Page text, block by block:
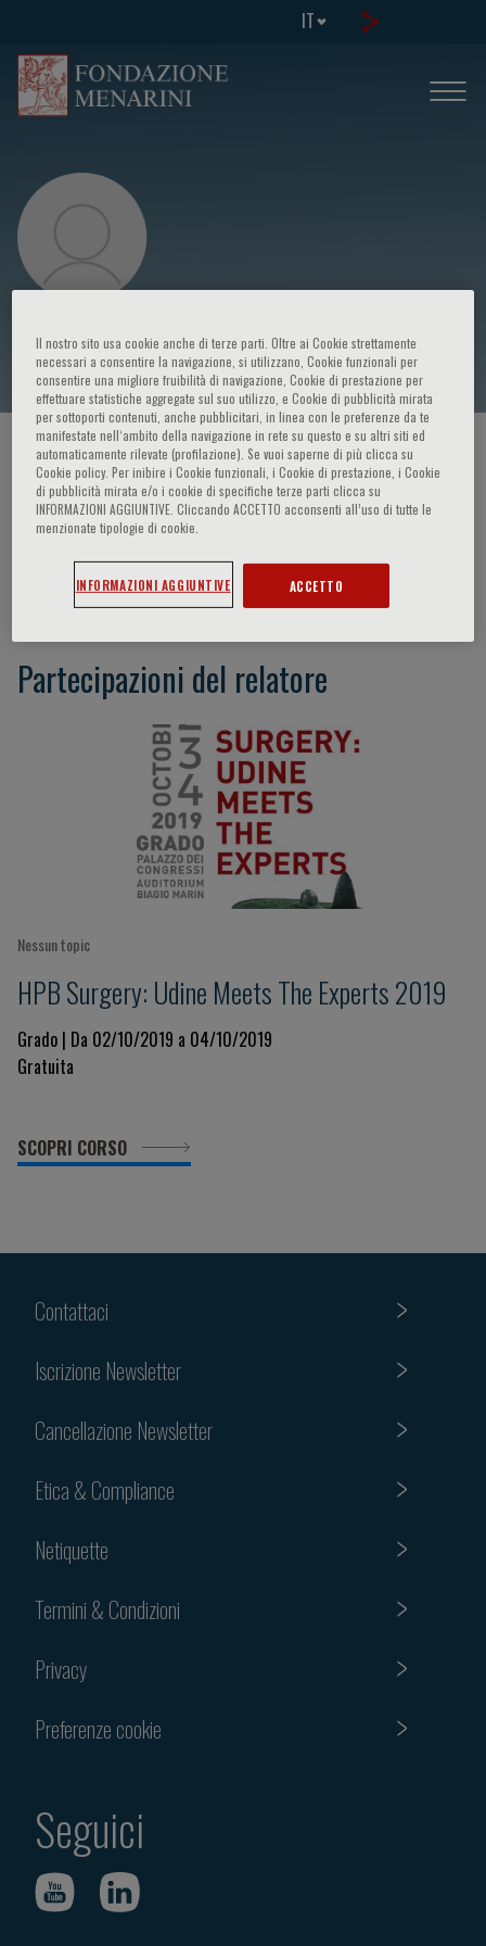
IT
Pier Giorgio Cojutti
HOME PAGE / CORSI ED EVENTI / RELATORE
Pier Giorgio Cojutti
Partecipazioni del relatore
Nessun topic
HPB Surgery: Udine Meets The Experts 2019
Grado | Da 02/10/2019 a 04/10/2019
Gratuita
SCOPRI CORSO
Contattaci
Iscrizione Newsletter
Cancellazione Newsletter
Etica & Compliance
Netiquette
Termini & Condizioni
Privacy
Preferenze cookie
Seguici
Il nostro sito usa cookie anche di terze parti. Oltre ai Cookie strettamente
necessari a consentire la navigazione, si utilizzano, Cookie funzionali per
consentire una migliore fruibilità di navigazione, Cookie di prestazione per
effettuare statistiche aggregate sul suo utilizzo, e Cookie di pubblicità mirata
per sottoporti contenuti, anche pubblicitari, in linea con le preferenze da te
manifestate nell‘ambito della navigazione in rete su questo e su altri siti ed
automaticamente rilevate (profilazione). Se vuoi saperne di più clicca su
Cookie policy. Per inibire i Cookie funzionali, i Cookie di prestazione, i Cookie
di pubblicità mirata e/o i cookie di specifiche terze parti clicca su
INFORMAZIONI AGGIUNTIVE. Cliccando ACCETTO acconsenti all’uso di tutte le
menzionate tipologie di cookie.
INFORMAZIONI AGGIUNTIVE ACCETTO